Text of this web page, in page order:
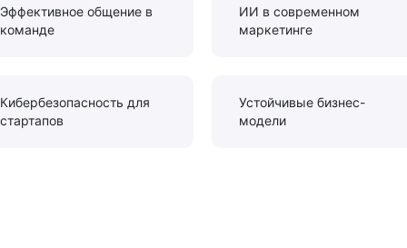
Эффективное общение в
команде
ИИ в современном
маркетинге
Кибербезопасность для
стартапов
Устойчивые бизнес-
модели